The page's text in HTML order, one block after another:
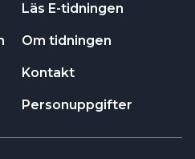
Läs E-tidningen
Om tidningen
Kontakt
Personuppgifter